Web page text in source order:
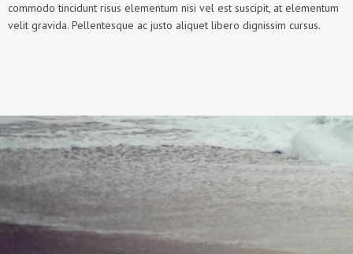
commodo tincidunt risus elementum nisi vel est suscipit, at elementum
velit gravida. Pellentesque ac justo aliquet libero dignissim cursus.